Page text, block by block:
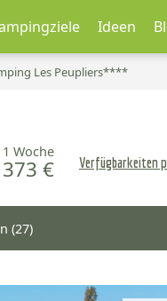
Ideen
Les Peupliers****
1 Woche
373 € Verfügbarkeiten
(27)